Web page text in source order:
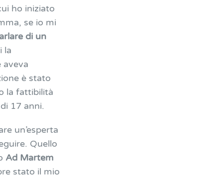
ho iniziato
se io mi
di un
la
aveva
è stato
la fattibilità
17 anni.
un’esperta
Quello
Ad Martem
stato il mio